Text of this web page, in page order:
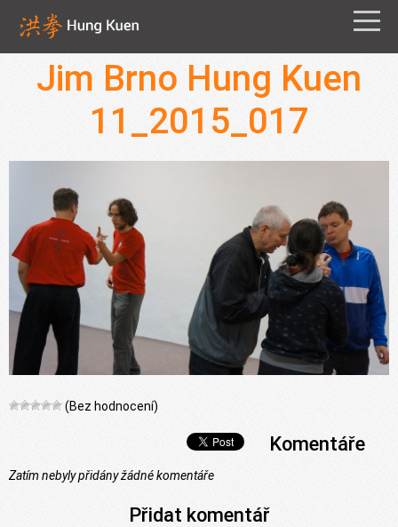
Jim Brno Hung Kuen
11_2015_017
(Bez hodnocení)
Komentáře
Zatím nebyly přidány žádné komentáře
Přidat komentář